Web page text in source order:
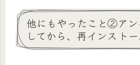
他にもやったこと②ア
してから、再インストー